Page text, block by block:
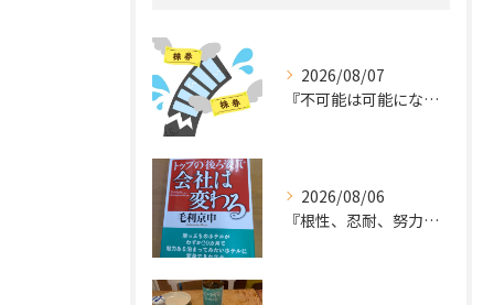
2026/08/07
『不可能は可能になる』
2026/08/06
『根性、忍耐、努力という言葉は死語なのか』